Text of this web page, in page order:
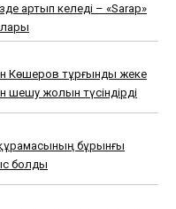
артып келеді – «Sarap»
Көшеров тұрғынды жеке
шешу жолын түсіндірді
бұрынғы
болды